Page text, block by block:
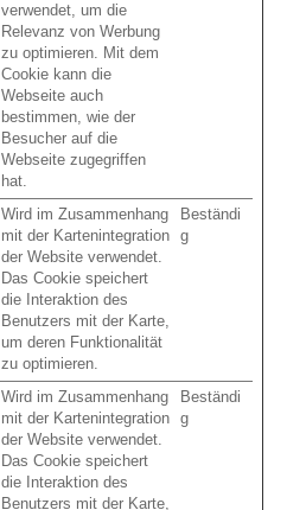
verwendet, um die
Relevanz von Werbung
zu optimieren. Mit dem
Cookie kann die
Webseite auch
bestimmen, wie der
Besucher auf die
Webseite zugegriffen
hat.
Wird im Zusammenhang
mit der Kartenintegration
der Website verwendet.
Das Cookie speichert
die Interaktion des
Benutzers mit der Karte,
um deren Funktionalität
zu optimieren.
Beständi
g
Wird im Zusammenhang
mit der Kartenintegration
der Website verwendet.
Das Cookie speichert
die Interaktion des
Benutzers mit der Karte,
Beständi
g